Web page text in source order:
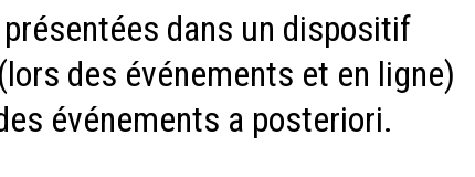
dans un dispositif
des événements et en ligne)
événements a posteriori.